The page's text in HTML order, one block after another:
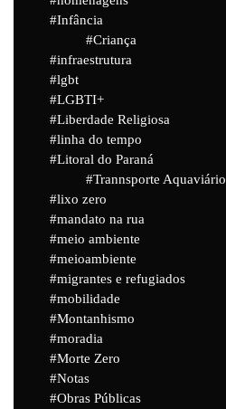
Infância
Criança
infraestrutura
lgbt
LGBTI+
Liberdade Religiosa
linha do tempo
Litoral do Paraná
Trannsporte Aquaviário
lixo zero
mandato na rua
meio ambiente
meioambiente
migrantes e refugiados
mobilidade
Montanhismo
moradia
Morte Zero
Notas
Obras Públicas